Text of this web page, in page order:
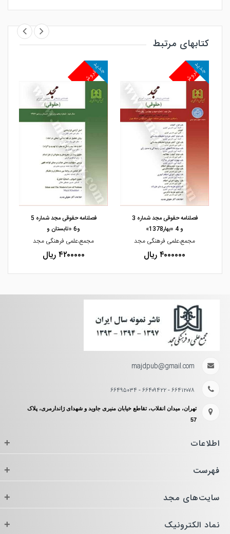
کتابهای مرتبط
مشاهده و خرید
پرفروش
جدید
مشاهده و خرید
فصلنامه حقوقی مجد شماره 3
و 4 «بهار1378»
مجمع،علمی فرهنگی مجد
۴۰۰۰۰۰۰ ریال
پرفروش
جدید
فصلنامه حقوقی مجد شماره 5
و6 «تابستان و
مجمع،علمی فرهنگی مجد
۴۲۰۰۰۰۰ ریال
majdpub@gmail.com
۶۶۴۱۲۰۷۸ - ۶۶۴۰۹۴۲۲ - ۶۶۴۹۵۰۳۴
تهران، میدان انقلاب، تقاطع خیابان منیری جاوید و شهدای ژاندارمری، پلاک
57
اطلاعات +
فهرست +
سایت‌های مجد +
نماد الکترونیک +